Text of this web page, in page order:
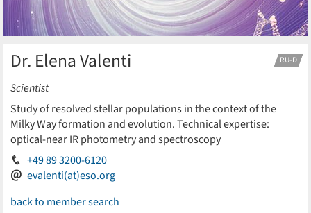
RU-D
Dr. Elena Valenti
Scientist
Study of resolved stellar populations in the context of the
Milky Way formation and evolution. Technical expertise:
optical-near IR photometry and spectroscopy
+49 89 3200-6120
evalenti(at)eso.org
back to member search